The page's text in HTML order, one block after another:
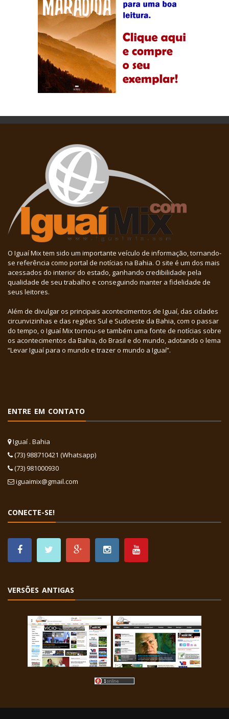
O Iguaí Mix tem sido um importante veículo de informação, tornando-
se referência como portal de notícias na Bahia. O site é um dos mais
acessados do interior do estado, ganhando credibilidade pela
qualidade de seu trabalho e conseguindo manter a fidelidade de
seus leitores.
Além de divulgar os principais acontecimentos de Iguaí, das cidades
circunvizinhas e das regiões Sul e Sudoeste da Bahia, com o passar
do tempo, o Iguaí Mix tornou-se também uma fonte de notícias sobre
os acontecimentos da Bahia, do Brasil e do mundo, adotando o lema
“Levar Iguaí para o mundo e trazer o mundo a Iguaí”.
ENTRE EM CONTATO
Iguaí . Bahia
(73) 988710421 (Whatsapp)
(73) 981000930
iguaimix@gmail.com
CONECTE-SE!
VERSÕES ANTIGAS